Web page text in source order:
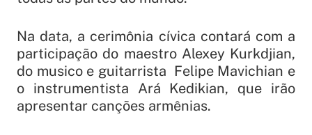
Na data, a cerimônia cívica contará com a
participação do maestro Alexey Kurkdjian,
do musico e guitarrista Felipe Mavichian e
o instrumentista Ará Kedikian, que irão
apresentar canções armênias.